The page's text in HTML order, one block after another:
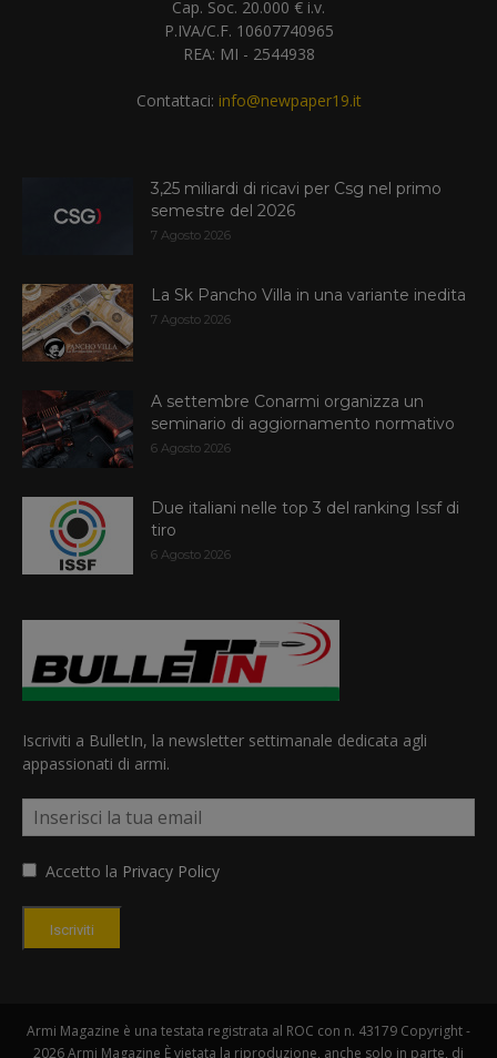
Cap. Soc. 20.000 € i.v.
P.IVA/C.F. 10607740965
REA: MI - 2544938
Contattaci: info@newpaper19.it
3,25 miliardi di ricavi per Csg nel primo
semestre del 2026
7 Agosto 2026
La Sk Pancho Villa in una variante inedita
7 Agosto 2026
A settembre Conarmi organizza un
seminario di aggiornamento normativo
6 Agosto 2026
Due italiani nelle top 3 del ranking Issf di
tiro
6 Agosto 2026
Iscriviti a BulletIn, la newsletter settimanale dedicata agli
appassionati di armi.
Accetto la Privacy Policy
Iscriviti
Armi Magazine è una testata registrata al ROC con n. 43179 Copyright -
2026 Armi Magazine È vietata la riproduzione, anche solo in parte, di